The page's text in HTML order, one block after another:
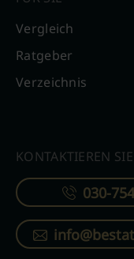
Vergleich
Ratgeber
Verzeichnis
KONTAKTIEREN
030-